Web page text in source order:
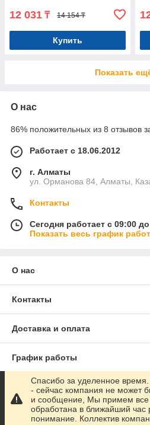
12 031 ₸ 14 154 ₸
Купить
Показать
О нас
86% положительных из 8 отзывов
Работает с 18.06.2012
г. Алматы
ул. Орманова 84, Алматы,
Контакты
Сегодня работает с 09:00
Показать весь график
О нас
Контакты
Доставка и оплата
График работы
Полная версия сайта
Сайт создан на маркетплейсе
Спасибо за уделенное
- сейчас компания не может
и сообщение, Мы примем все
обработана в ближайший час
понимание. Коллектив